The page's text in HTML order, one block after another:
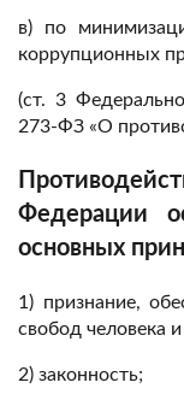
в) по
коррупционных
(ст. 3
273-ФЗ «О
Федерации
основных
1) признание,
свобод человека
2) законность;